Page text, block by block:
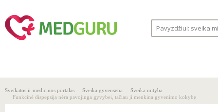
Sveikatos ir medicinos portalas Sveika gyvensena
Sveika mityba
Funkcinė dispepsija nėra pavojinga gyvybei, tačiau ji menkina gyvenimo kokybę